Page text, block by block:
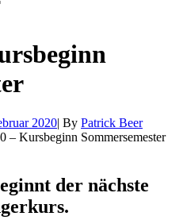
2020| By Byline
Patrick Beer
– Kursbeginn Sommersemester
der nächste